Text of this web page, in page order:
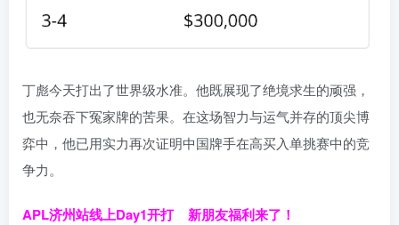
丁彪今天打出了世界级水准。他既展现了绝境求生的顽强，
也无奈吞下冤家牌的苦果。在这场智力与运气并存的顶尖博
弈中，他已用实力再次证明中国牌手在高买入单挑赛中的竞
争力。
APL济州站线上Day1开打 新朋友福利来了！